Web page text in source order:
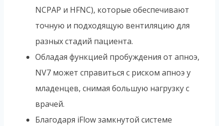
NCPAP и HFNC), которые обеспечивают
точную и подходящую вентиляцию для
разных стадий пациента.
Обладая функцией пробуждения от апноэ,
NV7 может справиться с риском апноэ у
младенцев, снимая большую нагрузку с
врачей.
Благодаря iFlow замкнутой системе